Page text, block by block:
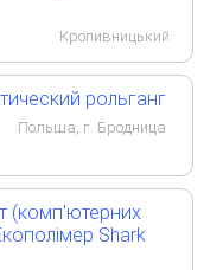
Кропивницький
рольганг
Польша, г. Бродница
(комп'ютерних
Shark